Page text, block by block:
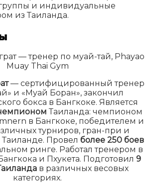
и индивидуальные
из Таиланда.
— сертифицированный тренер
и «Муай Боран», закончил
бокса в Бангкоке. Является
Таиланда: чемпионом
в Бангкоке, победителем и
турниров, гран-при и
Провел более 250 боев
ринге. Работал тренером в
и Пхукета. Подготовил 9
в различных весовых
категориях.